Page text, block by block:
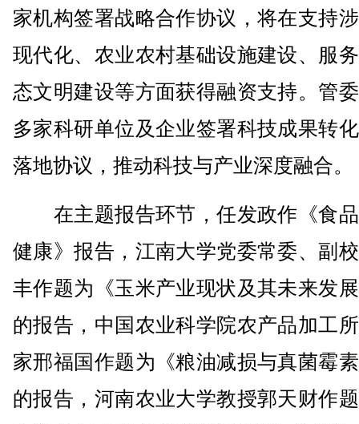
家机构签署战略合作协议，将在支持
现代化、农业农村基础设施建设、服
态文明建设等方面获得融资支持。管
多家科研单位及企业签署科技成果转
落地协议，推动科技与产业深度融合。
在主题报告环节，任发政作《食
健康》报告，江南大学党委常委、副
丰作题为《玉米产业现状及其未来发
的报告，中国农业科学院农产品加工
家邢福国作题为《粮油减损与真菌霉
的报告，河南农业大学教授郭天财作